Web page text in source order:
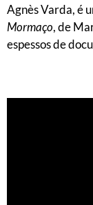
Agnès Varda, é
Mormaço, de
espessos de